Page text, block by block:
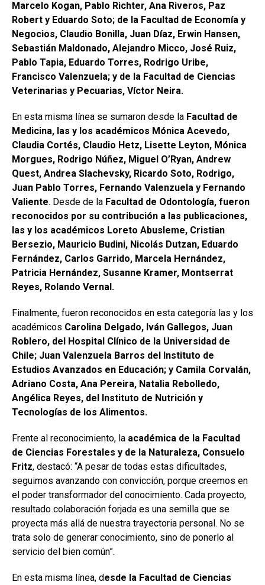
Marcelo Kogan, Pablo Richter, Ana Riveros, Paz
Robert y Eduardo Soto; de la Facultad de Economía y
Negocios, Claudio Bonilla, Juan Díaz, Erwin Hansen,
Sebastián Maldonado, Alejandro Micco, José Ruiz,
Pablo Tapia, Eduardo Torres, Rodrigo Uribe,
Francisco Valenzuela; y de la Facultad de Ciencias
Veterinarias y Pecuarias, Víctor Neira.
En esta misma línea se sumaron desde la Facultad de
Medicina, las y los académicos Mónica Acevedo,
Claudia Cortés, Claudio Hetz, Lisette Leyton, Mónica
Morgues, Rodrigo Núñez, Miguel O’Ryan, Andrew
Quest, Andrea Slachevsky, Ricardo Soto, Rodrigo,
Juan Pablo Torres, Fernando Valenzuela y Fernando
Valiente. Desde de la Facultad de Odontología, fueron
reconocidos por su contribución a las publicaciones,
las y los académicos Loreto Abusleme, Cristian
Bersezio, Mauricio Budini, Nicolás Dutzan, Eduardo
Fernández, Carlos Garrido, Marcela Hernández,
Patricia Hernández, Susanne Kramer, Montserrat
Reyes, Rolando Vernal.
Finalmente, fueron reconocidos en esta categoría las y los
académicos Carolina Delgado, Iván Gallegos, Juan
Roblero, del Hospital Clínico de la Universidad de
Chile; Juan Valenzuela Barros del Instituto de
Estudios Avanzados en Educación; y Camila Corvalán,
Adriano Costa, Ana Pereira, Natalia Rebolledo,
Angélica Reyes, del Instituto de Nutrición y
Tecnologías de los Alimentos.
Frente al reconocimiento, la académica de la Facultad
de Ciencias Forestales y de la Naturaleza, Consuelo
Fritz, destacó: “A pesar de todas estas dificultades,
seguimos avanzando con convicción, porque creemos en
el poder transformador del conocimiento. Cada proyecto,
resultado colaboración forjada es una semilla que se
proyecta más allá de nuestra trayectoria personal. No se
trata solo de generar conocimiento, sino de ponerlo al
servicio del bien común”.
En esta misma línea, desde la Facultad de Ciencias